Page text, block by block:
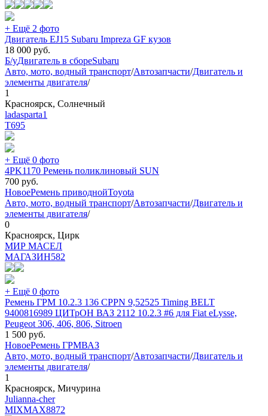
+ Ещё 2 фото
Двигатель EJ15 Subaru Impreza GF кузов
18 000 руб.
Б/уДвигатель в сбореSubaru
Авто, мото, водный транспорт/Автозапчасти/Двигатель и
элементы двигателя/
1
Красноярск, Солнечный
ladasparta1
Т695
+ Ещё 0 фото
4PK1170 Ремень поликлиновый SUN
700 руб.
НовоеРемень приводнойToyota
Авто, мото, водный транспорт/Автозапчасти/Двигатель и
элементы двигателя/
0
Красноярск, Цирк
МИР МАСЕЛ
МАГАЗИН582
+ Ещё 0 фото
Ремень ГРМ 10.2.3 136 CPPN 9,52525 Timing BELT
9400816989 ЦИТрОН ВАЗ 2112 10.2.3 #6 для Fiat еLysse,
Peugeot 306, 406, 806, Sitroen
1 500 руб.
НовоеРемень ГРМВАЗ
Авто, мото, водный транспорт/Автозапчасти/Двигатель и
элементы двигателя/
1
Красноярск, Мичурина
Julianna-cher
MIXMAX8872